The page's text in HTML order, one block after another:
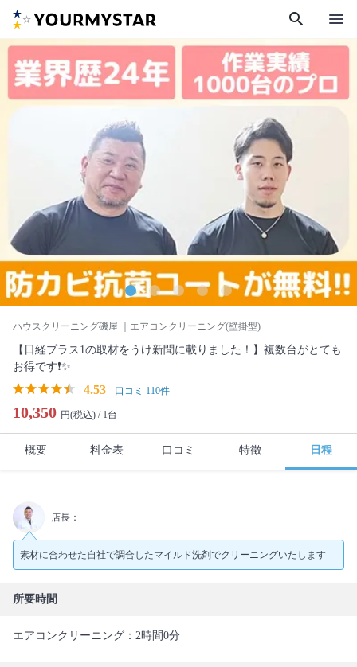
search menu
ハウスクリーニング磯屋 ｜エアコンクリーニング(壁掛型)
【日経プラス1の取材をうけ新聞に載りました！】複数台がとても
お得です❗️✨
4.53 口コミ 110件
10,350 円(税込) / 1台
概要 料金表 口コミ 特徴 日程
店長：
素材に合わせた自社で調合したマイルド洗剤でクリーニングいたします
所要時間
エアコンクリーニング：2時間0分